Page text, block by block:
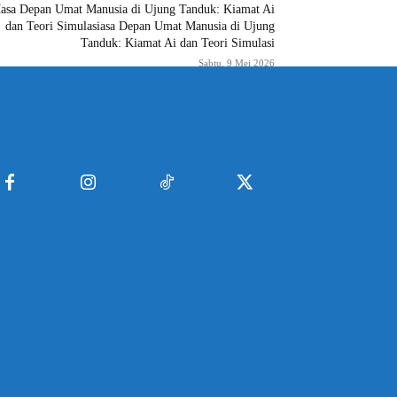
Depan Umat Manusia di Ujung Tanduk: Kiamat Ai
dan Teori Simulasiasa Depan Umat Manusia di Ujung
Tanduk: Kiamat Ai dan Teori Simulasi
Sabtu, 9 Mei 2026